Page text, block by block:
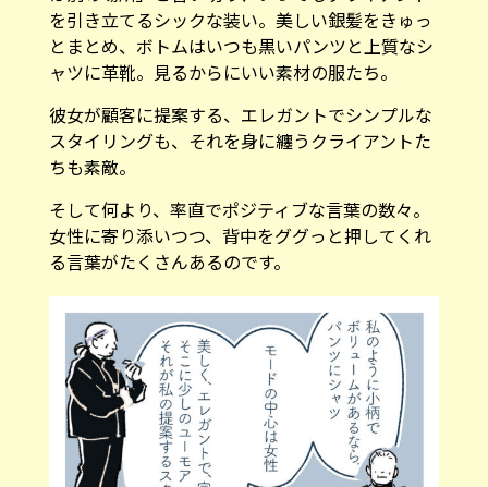
を引き立てるシックな装い。美しい銀髪をきゅっ
とまとめ、ボトムはいつも黒いパンツと上質なシ
ャツに革靴。見るからにいい素材の服たち。
彼女が顧客に提案する、エレガントでシンプルな
スタイリングも、それを身に纏うクライアントた
ちも素敵。
そして何より、率直でポジティブな言葉の数々。
女性に寄り添いつつ、背中をググっと押してくれ
る言葉がたくさんあるのです。